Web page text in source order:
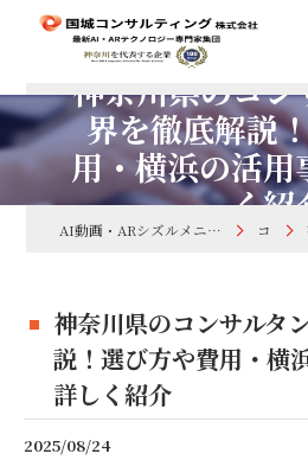
神奈川県のコン
界を徹底解説
用・横浜の活用
く紹
AI動画・ARシズルメニューで集客するなら国城コンサルティング株式会社 コラム
神奈川県のコンサルタ
説！選び方や費用・横
詳しく紹介
2025/08/24